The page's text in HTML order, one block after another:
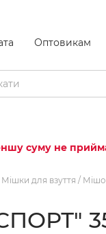
Оптовикам
суму не
Мішки для взуття /